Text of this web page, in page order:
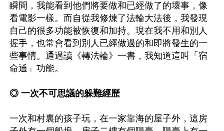
瞬間，我能看到他們將要做和已經做了的壞事，像
看電影一樣。而自從我修煉了法輪大法後，我發現
自己的很多功能被恢復和加持。現在我不用和別人
握手，也常會看到別人已經做過的和即將發生的一
些事情。通過讀《轉法輪》一書，我知道這叫「宿
命通」功能。
◎ 一次不可思議的躲難經歷
一次和村裏的孩子玩，在一家靠海的屋子外，這房